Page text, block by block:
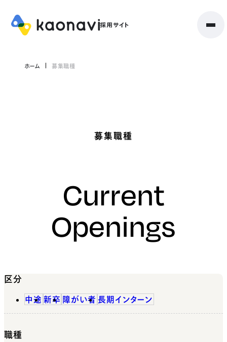
ホーム 募集職種
募集職種
Current
Openings
区分
中途 新卒 障がい者 長期インターン
職種